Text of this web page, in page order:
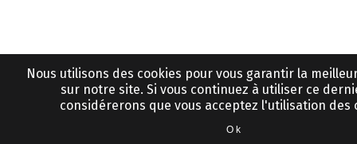
Nous utilisons des cookies pour vous garantir la
sur notre site. Si vous continuez à utiliser ce
considérerons que vous acceptez l'utilisation des
Ok